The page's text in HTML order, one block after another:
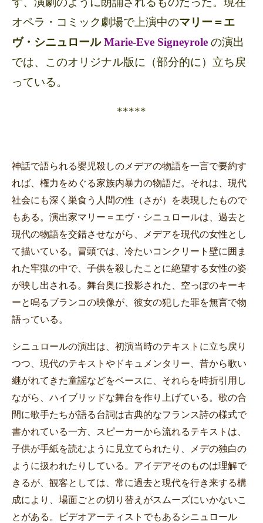
オペラ・コミック劇場で上演中のマリー＝エ
ヴ・シニュロールMarie-Eve Signeyrole の演出
では、このオリジナル版に（部分的に）立ち戻
っている。
*****
神話で語られる嬰児殺しのメデアの物語を一言で要約す
れば、権力をめぐる家族内暴力の物語だ。それは、現代
社会にも深く巣食う人間の性（さが）を表現したもので
もある。演出家マリー＝エヴ・シニュロールは、過去と
現代の物語を交錯させながら、メデアを現代の女性とし
て描いている。冒頭では、冷たいコンクリート壁に囲ま
れた牢獄の中で、子供を殺したことに絶望する女性の姿
が映し出される。舞台奥に投影された、空っぽのキーキ
ーと鳴るブランコの映像が、彼女の犯した罪を無言で物
語っている。
シニュロールの演出は、初演当時のテキストに立ち戻り
つつ、現代のテキストやドキュメンタリー、昔から歌い
継がれてきた童謡などをベースに、それらを時折引用し
ながら、ハイブリッドな舞台を作り上げている。歌の合
間に歌手たちが語る台詞は古典的なフランス詩の様式で
書かれている一方、スピーカーから流れるテキストは、
子供が手紙を読むように見立てられたり、メデの独白の
ように扱われたりしている。アイデアそのものは理解で
きるが、観客としては、常に過去と現代を行き来する構
成により、場面ごとの切り替えがスムーズにいかないこ
とがある。ビデオアーティストでもあるシニュロール